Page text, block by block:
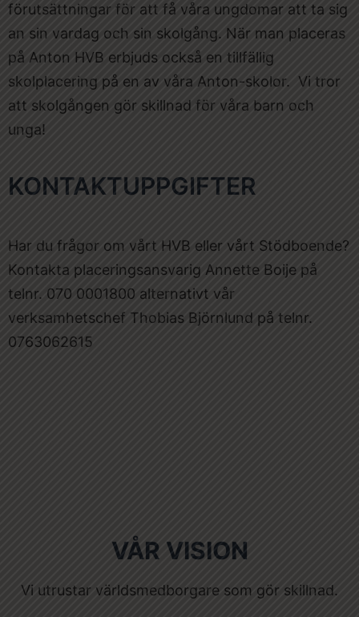
förutsättningar för att få våra ungdomar att ta sig
an sin vardag och sin skolgång. När man placeras
på Anton HVB erbjuds också en tillfällig
skolplacering på en av våra Anton-skolor. Vi tror
att skolgången gör skillnad för våra barn och
unga!
KONTAKTUPPGIFTER
Har du frågor om vårt HVB eller vårt Stödboende?
Kontakta placeringsansvarig Annette Boije på
telnr. 070 0001800 alternativt vår
verksamhetschef Thobias Björnlund på telnr.
0763062615
VÅR VISION
Vi utrustar världsmedborgare som gör skillnad.